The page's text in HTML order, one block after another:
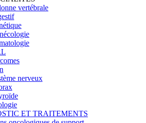
vertébrale
nerveux
ET TRAITEMENTS